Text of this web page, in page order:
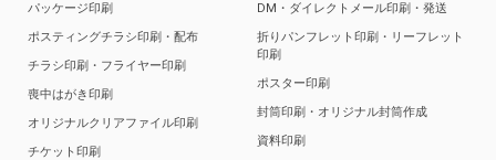
パッケージ印刷
ポスティングチラシ印刷・配布
チラシ印刷・フライヤー印刷
喪中はがき印刷
オリジナルクリアファイル印刷
チケット印刷
DM・ダイレクトメール印刷・発送
折りパンフレット印刷・リーフレット
印刷
ポスター印刷
封筒印刷・オリジナル封筒作成
資料印刷